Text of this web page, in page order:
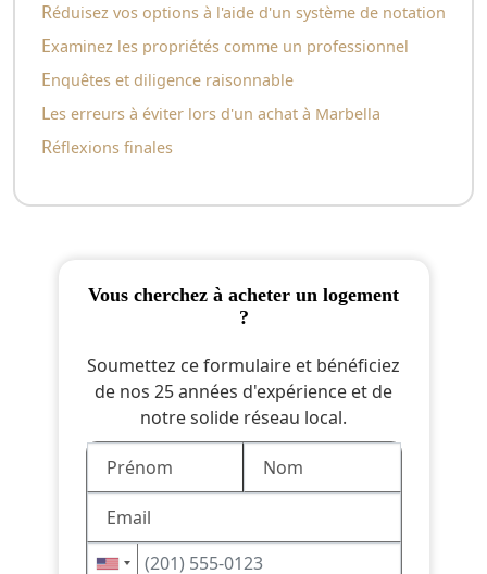
Réduisez vos options à l'aide d'un système de notation
Examinez les propriétés comme un professionnel
Enquêtes et diligence raisonnable
Les erreurs à éviter lors d'un achat à Marbella
Réflexions finales
vous cherchez à acheter un logement
?
Soumettez ce formulaire et bénéficiez
de nos 25 années d'expérience et de
notre solide réseau local.